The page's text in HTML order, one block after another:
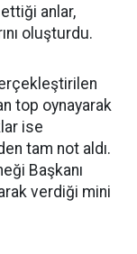
anlar,
oluşturdu.
top oynayarak
ise
tam not aldı.
Başkanı
verdiği mini